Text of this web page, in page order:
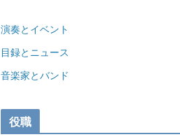
演奏とイベント
目録とニュース
音楽家とバンド
役職